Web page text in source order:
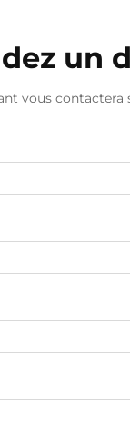
un
vous contactera